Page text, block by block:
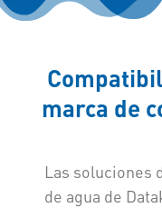
marca de
Las soluciones
de agua de